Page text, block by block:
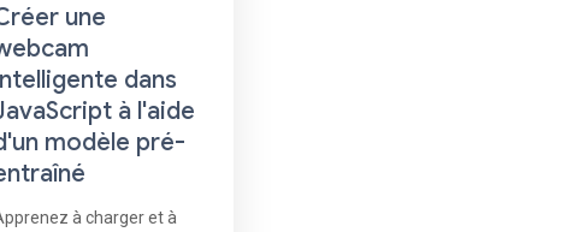
une
dans
à l'aide
modèle pré-
à charger et à